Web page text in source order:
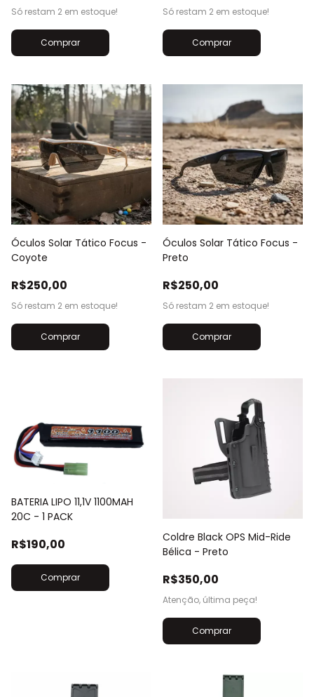
Só restam 2 em estoque!
Comprar
Só restam 2 em estoque!
Óculos Solar Tático Focus -
Coyote
R$250,00
Só restam 2 em estoque!
Óculos Solar Tático Focus -
Preto
R$250,00
Só restam 2 em estoque!
BATERIA LIPO 11,1V 1100MAH
20C - 1 PACK
R$190,00
Coldre Black OPS Mid-Ride
Bélica - Preto
R$350,00
Atenção, última peça!
Comprar